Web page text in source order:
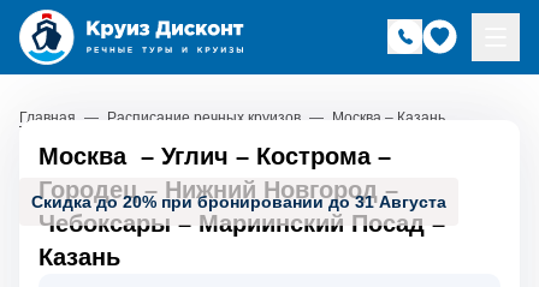
Главная — Расписание речных круизов — Москва – Казань
Скидка до 20% при бронировании до 31 Августа
Москва – Углич – Кострома–
Городец– Нижний Новгород –
Чебоксары – Мариинский Посад –
Казань